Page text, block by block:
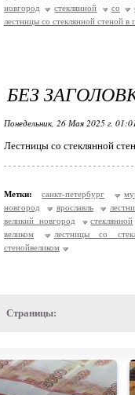
новгород
стеклянной со
лестницы со стеклянной стеной в
БЕЗ
Понедельник, 26 Мая 2025 г.
Лестницы со стеклянной
Метки: санкт-петербург
новгород
ярославль
великий новгород
стеклянной
великом
лестницы со
стенойвеликом
Страницы: